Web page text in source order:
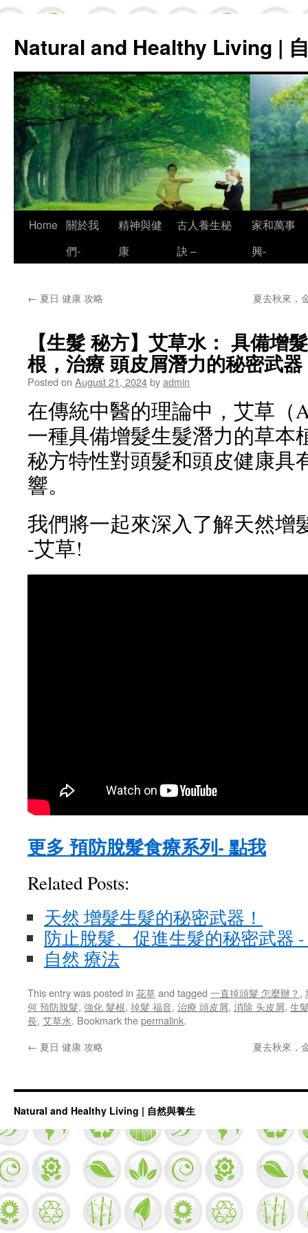
Natural and Healthy Living |
Skip
Home 關於我
們-
精神與健
康
古人養生秘
訣 –
家和萬事
興-
← 夏日 健康 攻略 夏去秋來，
【生髮 秘方】艾草水： 具備增
根，治療 頭皮屑潛力的秘密武器
Posted on August 21, 2024byadmin
在傳統中醫的理論中，艾草（
一種具備增髮生髮潛力的草本
秘方特性對頭髮和頭皮健康具
響。
我們將一起來深入了解天然增
-艾草!
更多 預防脫髮食療系列- 點我
Related Posts:
天然 增髮生髮的秘密武器！
防止脫髮、促進生髮的秘密武器
自然 療法
This entry was posted in 花草and tagged 一直掉頭髮 怎麼辦？ ,
何 預防脫髮, 強化 髮根, 掉髮 福音, 治療 頭皮屑, 消除 头皮屑, 生
長, 艾草水. Bookmark thepermalink.
← 夏日 健康 攻略 夏去秋來，
Natural and Healthy Living | 自然與養生